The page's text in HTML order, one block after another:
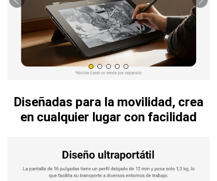
Diseñadas para la movilidad, crea
en cualquier lugar con facilidad